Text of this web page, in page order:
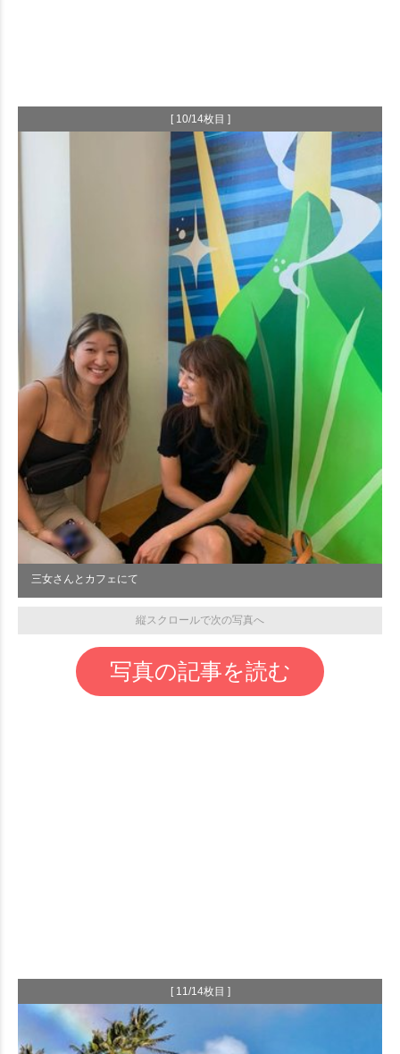
[ 10/14枚目 ]
三女さんとカフェにて
縦スクロールで次の写真へ
写真の記事を読む
[ 11/14枚目 ]